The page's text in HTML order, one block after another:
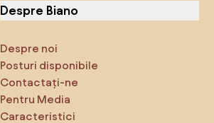
Despre Biano
Despre noi
Posturi disponibile
Contactați-ne
Pentru Media
Caracteristici